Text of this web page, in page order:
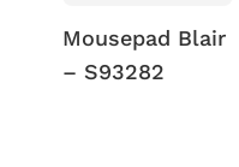
Mousepad Blair
– S93282